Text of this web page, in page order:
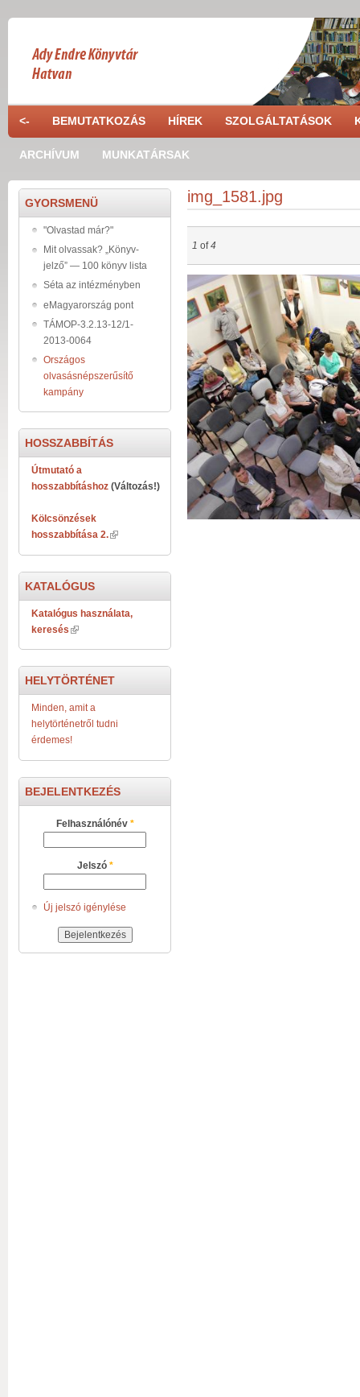
<- BEMUTATKOZÁS HÍREK SZOLGÁLTATÁSOK
ARCHÍVUM MUNKATÁRSAK
img_1581.jpg
1 of4
img_1581.jpg
GYORSMENÜ
"Olvastad már?"
Mit olvassak? „Könyv-
jelző” — 100 könyv lista
Séta az intézményben
eMagyarország pont
TÁMOP-3.2.13-12/1-
2013-0064
Országos
olvasásnépszerűsítő
kampány
HOSSZABBÍTÁS
Útmutató a
hosszabbításhoz (Változás!)
Kölcsönzések
hosszabbítása 2.
KATALÓGUS
Katalógus használata,
keresés
HELYTÖRTÉNET
Minden, amit a
helytörténetről tudni
érdemes!
BEJELENTKEZÉS
Felhasználónév *
Jelszó *
Új jelszó igénylése